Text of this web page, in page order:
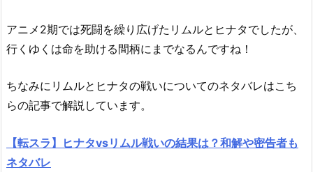
アニメ2期では死闘を繰り広げたリムルとヒナタでしたが、
行くゆくは命を助ける間柄にまでなるんですね！
ちなみにリムルとヒナタの戦いについてのネタバレはこち
らの記事で解説しています。
【転スラ】ヒナタvsリムル戦いの結果は？和解や密告者も
ネタバレ